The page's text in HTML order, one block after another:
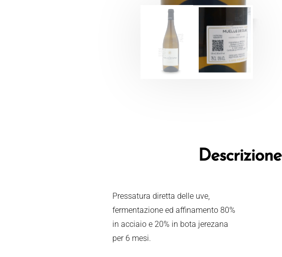
Descrizione
Pressatura diretta delle uve,
fermentazione ed affinamento 80%
in acciaio e 20% in bota jerezana
per 6 mesi.